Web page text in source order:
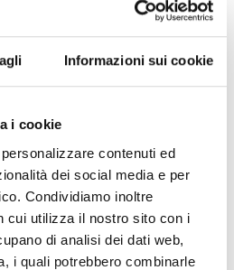
Informazioni sui cookie
i cookie
contenuti ed
dei social media e per
Condividiamo inoltre
cui utilizza il nostro sito con i
di analisi dei dati web,
i quali potrebbero combinarle
Europa?